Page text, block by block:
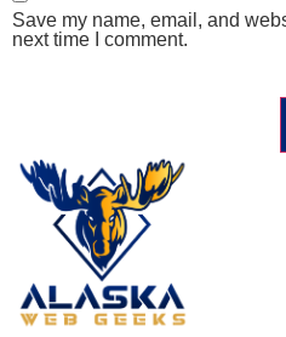
Save my name, email, and
next time I comment.